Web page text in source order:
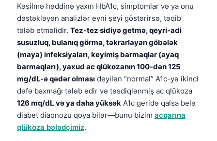
Kəsilmə həddinə yaxın HbA1c, simptomlar və ya onu
dəstəkləyən analizlər eyni şeyi göstərirsə, təqib
tələb etməlidir. Tez-tez sidiyə getmə, qeyri-adi
susuzluq, bulanıq görmə, təkrarlayan göbələk
(maya) infeksiyaları, keyimiş barmaqlar (ayaq
barmaqları), yaxud ac qlükozanın 100-dən 125
mg/dL-ə qədər olması deyilən “normal” A1c-yə ikinci
dəfə baxmağı tələb edir və təsdiqlənmiş ac qlükoza
126 mq/dL və ya daha yüksək A1c geridə qalsa belə
diabet diaqnozu qoya bilər—bunu bizim acqarına
qlükoza bələdçimiz.